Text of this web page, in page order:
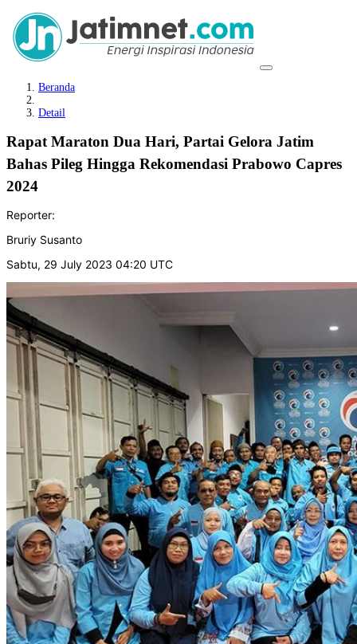
Beranda
Detail
Rapat Maraton Dua Hari, Partai Gelora Jatim
Bahas Pileg Hingga Rekomendasi Prabowo Capres
2024
Reporter:
Bruriy Susanto
Sabtu, 29 July 2023 04:20 UTC